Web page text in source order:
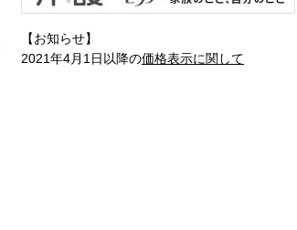
【お知らせ】
2021年4月1日以降の価格表示に関して